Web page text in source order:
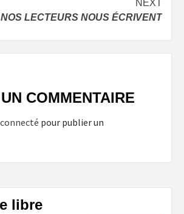
NEXT
NOS LECTEURS NOUS ÉCRIVENT
COMMENTAIRE
pour publier un
libre